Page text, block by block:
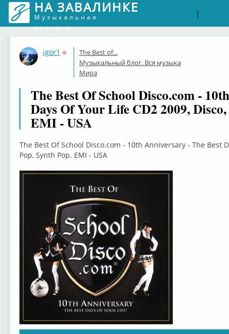
НА ЗАВАЛИНКЕ
Музыкальная
соцсеть
|
igor1
Оффлайн
The Best of...
Музыкальный блог. Вся музыка
Мира
The Best Of School Disco.com -
Days Of Your Life CD2 2009,
EMI - USA
The Best Of School Disco.com - 10th Anniversary - The Best
Pop, Synth Pop. EMI - USA